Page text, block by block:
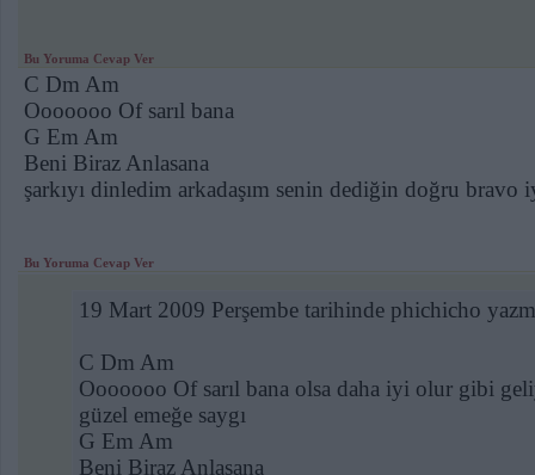
Bu Yoruma Cevap Ver
C Dm Am
Ooooooo Of sarıl bana
G Em Am
Beni Biraz Anlasana
şarkıyı dinledim arkadaşım senin dediğin doğru bravo
Bu Yoruma Cevap Ver
19 Mart 2009 Perşembe tarihinde phichicho
C Dm Am
Ooooooo Of sarıl bana olsa daha iyi olur gibi
güzel emeğe saygı
G Em Am
Beni Biraz Anlasana